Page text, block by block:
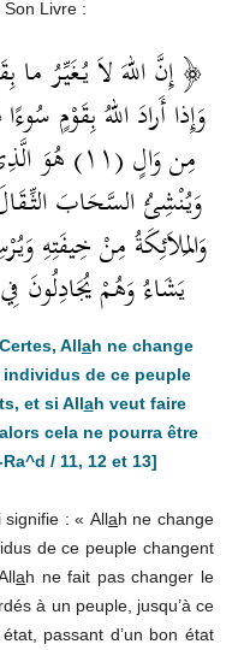
Son Livre :
﴿ إِنَّ اللهَ لاَ يُغَيِّرُ ما
وَإِذا أَرادَ اللهُ بِقَوْمٍ
مِن وَالٍ
وَالمَلاَئِكَةُ مِنْ خِيفَتِهِ
يَشَاءُ وَهُمْ يُجَادِلُونَ
Allah ne change
individus de ce peuple
et si Allah veut faire
cela ne pourra être
Ra^d / 11, 12 et 13]
signifie : « Allah ne change
de ce peuple changent
ah ne fait pas changer le
à un peuple, jusqu’à ce
passant d’un bon état